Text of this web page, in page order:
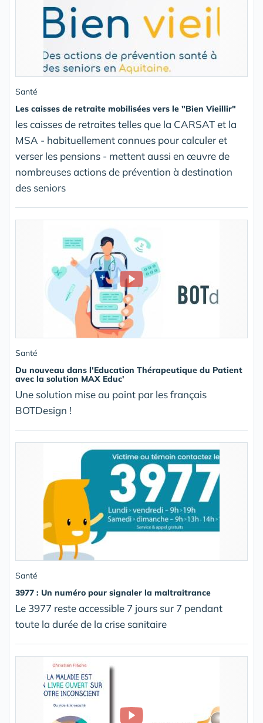
Santé
Les caisses de retraite mobilisées vers le "Bien Vieillir"
les caisses de retraites telles que la CARSAT et la
MSA - habituellement connues pour calculer et
verser les pensions - mettent aussi en œuvre de
nombreuses actions de prévention à destination
des seniors
Santé
Du nouveau dans l'Education Thérapeutique du Patient
avec la solution MAX Educ'
Une solution mise au point par les français
BOTDesign !
Santé
3977 : Un numéro pour signaler la maltraitrance
Le 3977 reste accessible 7 jours sur 7 pendant
toute la durée de la crise sanitaire